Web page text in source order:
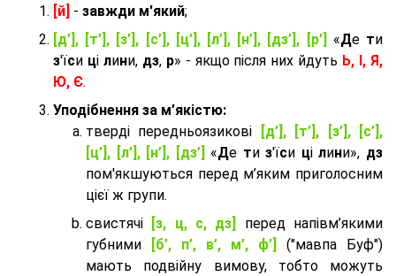
[й] - завжди м'який;
[д’], [т’], [з’], [с’], [ц’], [л’], [н’], [дз’], [р’]
«Де ти
з'їси ці лини, дз, р» - якщо після них йдуть Ь, І, Я,
Ю, Є.
Уподібнення за м’якістю:
тверді передньоязикові
[д’], [т’], [з’], [с’],
[ц’], [л’], [н’], [дз’] «Де тиз'їси цілини», дз
пом'якшуються перед м’яким приголосним
цієї ж групи.
cвистячі
[з, ц, с, дз]
перед напівм’якими
губними
[б’, п’, в’, м’, ф’]
("мавпа Буф")
мають подвійну вимову, тобто можуть